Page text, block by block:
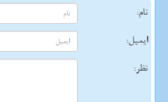
نام:
ایمیل:
نظر: